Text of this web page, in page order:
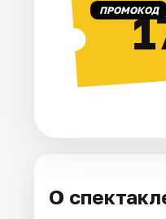
Артисты
Рейтинги
ПРОМОКОД
О